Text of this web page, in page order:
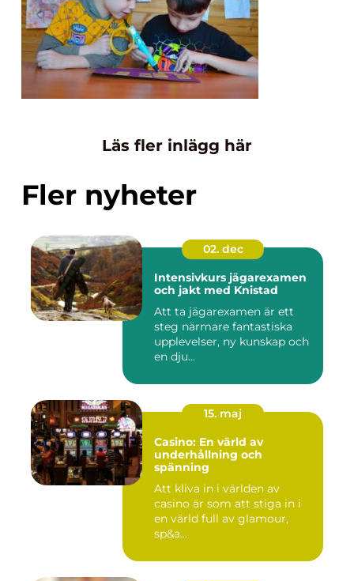
Läs fler inlägg här
Fler nyheter
02. dec
Intensivkurs jägarexamen
och jakt med Knistad
Att ta jägarexamen är ett
steg närmare fantastiska
upplevelser, ny kunskap och
en dju...
15. maj
Casino: En värld av
underhållning och
spänning
Att kliva in i världen av
casino är som att stiga in i
en värld full av glamour,
sp&a...